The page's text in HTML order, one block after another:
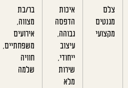
צלם
מגנטים
מקצועי
איכות
הדפסה
גבוהה,
עיצוב
ייחודי,
שירות
מלא
בר/בת
מצווה,
אירועים
משפחתיים,
חוויה
שלמה